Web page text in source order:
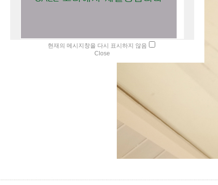
현재의 메시지창을 다시 표시하지 않음
Close